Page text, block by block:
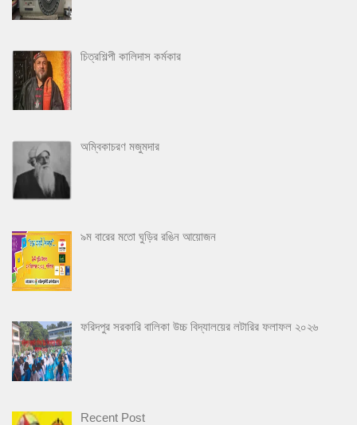
চিত্রশিল্পী কালিদাস কর্মকার
অম্বিকাচরণ মজুমদার
৯ম বারের মতো ঘুড়ির রঙিন আয়োজন
ফরিদপুর সরকারি বালিকা উচ্চ বিদ্যালয়ের লটারির ফলাফল ২০২৬
Recent Post